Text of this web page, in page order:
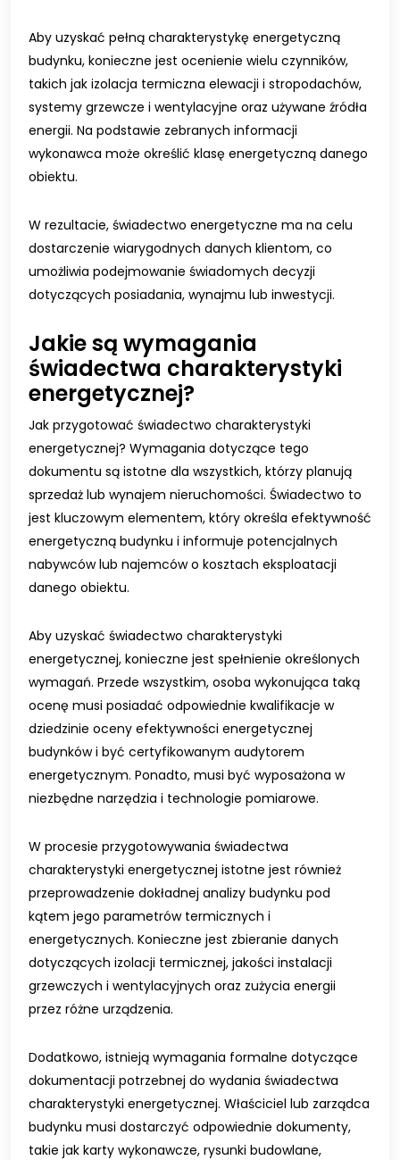
Aby uzyskać pełną charakterystykę energetyczną
budynku, konieczne jest ocenienie wielu czynników,
takich jak izolacja termiczna elewacji i stropodachów,
systemy grzewcze i wentylacyjne oraz używane źródła
energii. Na podstawie zebranych informacji
wykonawca może określić klasę energetyczną danego
obiektu.
W rezultacie, świadectwo energetyczne ma na celu
dostarczenie wiarygodnych danych klientom, co
umożliwia podejmowanie świadomych decyzji
dotyczących posiadania, wynajmu lub inwestycji.
Jakie są wymagania
świadectwa charakterystyki
energetycznej?
Jak przygotować świadectwo charakterystyki
energetycznej? Wymagania dotyczące tego
dokumentu są istotne dla wszystkich, którzy planują
sprzedaż lub wynajem nieruchomości. Świadectwo to
jest kluczowym elementem, który określa efektywność
energetyczną budynku i informuje potencjalnych
nabywców lub najemców o kosztach eksploatacji
danego obiektu.
Aby uzyskać świadectwo charakterystyki
energetycznej, konieczne jest spełnienie określonych
wymagań. Przede wszystkim, osoba wykonująca taką
ocenę musi posiadać odpowiednie kwalifikacje w
dziedzinie oceny efektywności energetycznej
budynków i być certyfikowanym audytorem
energetycznym. Ponadto, musi być wyposażona w
niezbędne narzędzia i technologie pomiarowe.
W procesie przygotowywania świadectwa
charakterystyki energetycznej istotne jest również
przeprowadzenie dokładnej analizy budynku pod
kątem jego parametrów termicznych i
energetycznych. Konieczne jest zbieranie danych
dotyczących izolacji termicznej, jakości instalacji
grzewczych i wentylacyjnych oraz zużycia energii
przez różne urządzenia.
Dodatkowo, istnieją wymagania formalne dotyczące
dokumentacji potrzebnej do wydania świadectwa
charakterystyki energetycznej. Właściciel lub zarządca
budynku musi dostarczyć odpowiednie dokumenty,
takie jak karty wykonawcze, rysunki budowlane,